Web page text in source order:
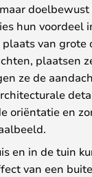
hun voordeel
van grote
plaatsen
ze de
oriëntatie en
en in de tuin
van een